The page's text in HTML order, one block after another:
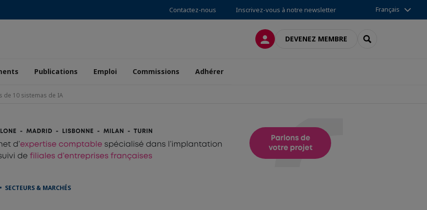
Contactez-nous Inscrivez-vous à notre newsletter Français
CONNEXIONDEVENEZ MEMBRE RECHERCHER
Publications Emploi Commissions Adhérer
de 10 sistemas de IA
SECTEURS & MARCHÉS